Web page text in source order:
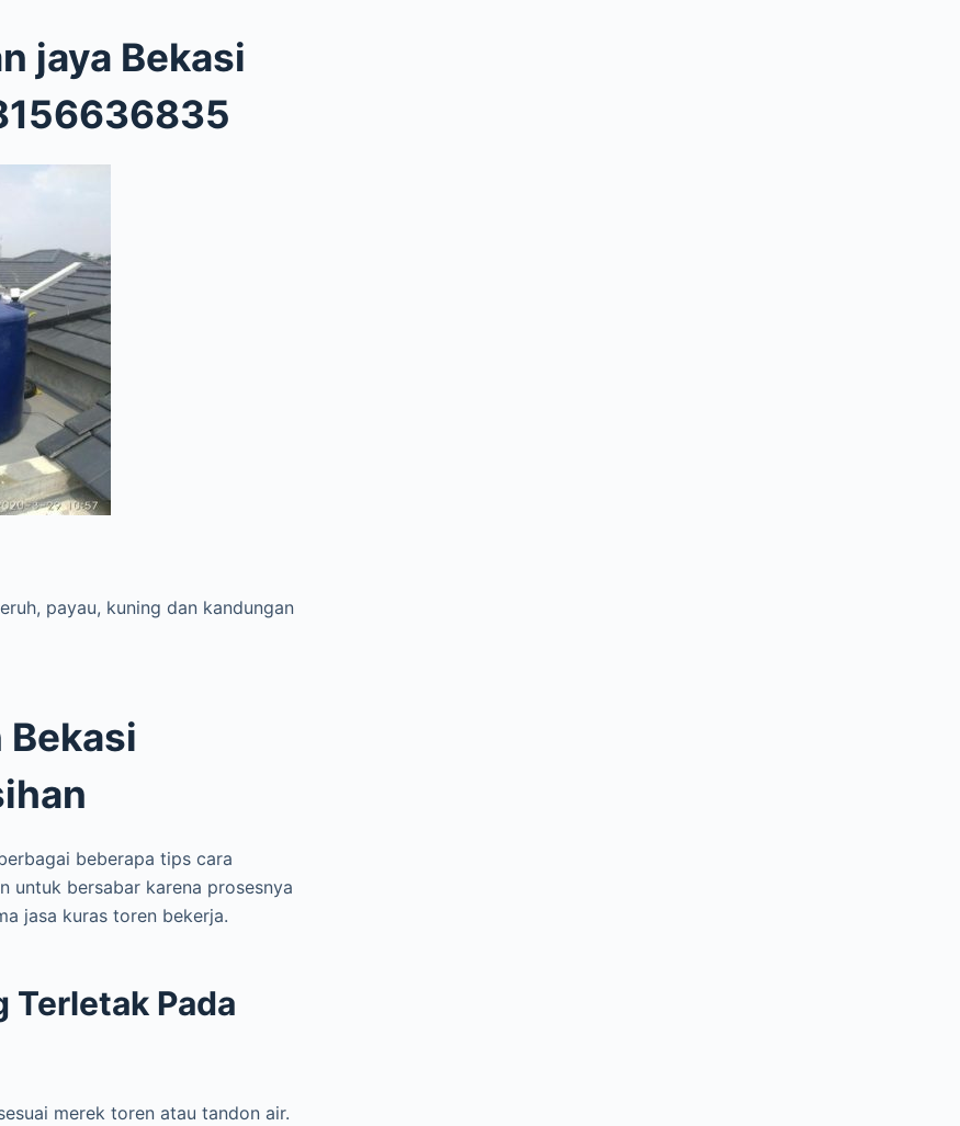
jaya Bekasi
payau, kuning dan kandungan
Bekasi
beberapa tips cara
untuk bersabar karena prosesnya
jasa kuras toren bekerja.
Terletak Pada
merek toren atau tandon air.